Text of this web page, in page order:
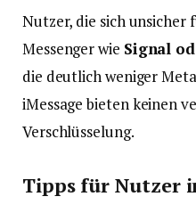
Nutzer, die sich unsicher
Messenger wie Signal
die deutlich weniger
iMessage bieten keinen
Verschlüsselung.
Tipps für Nutzer